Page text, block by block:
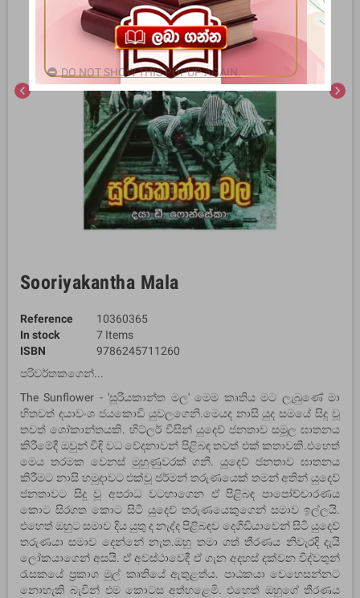
chevron_left chevron_right
Sooriyakantha Mala
Reference
10360365
In stock
7 Items
ISBN
9786245711260
පරිවර්තකගෙන්...
The Sunflower - 'සූරියකාන්ත මල' මෙම කෘතිය මට ලැබුණේ මා
හිතවත් දයාවංශ ජයකොඩි යුවලගෙනි.මෙයද නාසි යුද සමයේ සිදු වූ
තවත් ශෝකාන්තයකි. හිට්ලර් විසින් යුදෙව් ජනතාව සමූල ඝාතනය
කිරීමේදී ඔවුන් විඳි වධ වේදනාවන් පිළිබඳ තවත් එක් කතාවකි.එහෙත්
මෙය තරමක වෙනස් මුහුණුවරක් ගනී. යුදෙව් ජනතාව ඝාතනය
කිරීමට නාසි හමුදාවට එක්වූ ජර්මන් තරුණයෙක් තමන් අතින් යුදෙව්
ජනතාවට සිදු වූ අපරාධ වටහාගෙන ඒ පිළිබඳ පාපෝච්චාරණය
කොට සිරගත කොට සිටි යුදෙව් තරුණයෙකුගෙන් සමාව ඉල්ලයි.
එහෙත් ඔහුට සමාව දිය යුතු ද නැද්ද පිළිබඳව දෙගිඩියාවෙන් සිටි යුදෙව්
තරුණයා සමාව දෙන්නේ නැත.ඔහු තමා ගත් තීරණය නිවැරදි දැයි
ලෝකයාගෙන් අසයි. ඒ අවස්ථාවෙදී ඒ ගැන අදහස් දක්වන විද්වතුන්
රැසකයේ ප්‍රකාශ මුල් කෘතියේ ඇතුළත්ය. පාඨකයා වෙහෙසන්නට
නොහැකි බැවින් එම කොටස අත්හළෙමි. එහෙත් ඔහුගේ තීරණය
DO NOT SHOW THIS POPUP AGAIN.